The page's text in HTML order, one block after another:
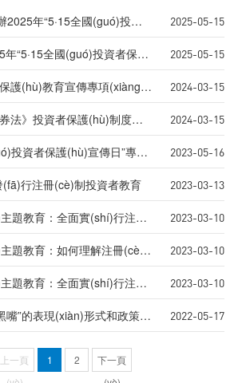
證監(jiān)會(huì)舉辦2025年“5·15全國(guó)投資者保護(hù)宣傳日”活動(dòng) 2025-05-15
陳華平副主席在2025年“5·15全國(guó)投資者保護(hù)宣傳日”活動(dòng)上的致辭 2025-05-15
【315專欄】投資者保護(hù)教育宣傳專項(xiàng)活動(dòng)-新公司法對(duì)投資者保護(hù)的具體措施有哪些？ 2024-03-15
【315專欄】新《證券法》投資者保護(hù)制度知多少 2024-03-15
第五屆“5·15全國(guó)投資者保護(hù)宣傳日”專項(xiàng)教育活動(dòng) 2023-05-16
行注冊(cè)制投資者教育 2023-03-13
3·15投資者保護(hù)主題教育：全面實(shí)行注冊(cè)制下IPO的變化 2023-03-10
3·15投資者保護(hù)主題教育：如何理解注冊(cè)制 2023-03-10
3·15投資者保護(hù)主題教育：全面實(shí)行注冊(cè)制 2023-03-10
防非宣傳月丨“股市黑嘴”的表現(xiàn)形式和政策界限 2022-05-17
上一頁
1 2
下一頁